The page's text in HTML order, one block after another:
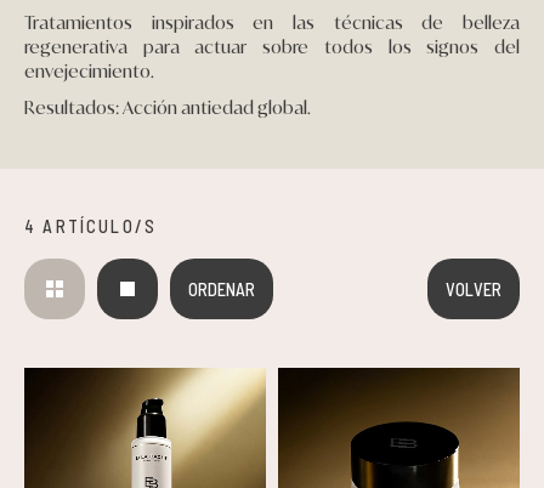
Tratamientos inspirados en las técnicas de belleza
regenerativa para actuar sobre todos los signos del
envejecimiento.
Resultados: Acción antiedad global.
4 ARTÍCULO/S
ORDENAR VOLVER
Luminosidad y Rejuvenecimiento
Arrugas - Firmeza
Pieles sensibles
Pieles grasas
Nutricosméticos
Piernas cansadas
Cambios y devoluciones